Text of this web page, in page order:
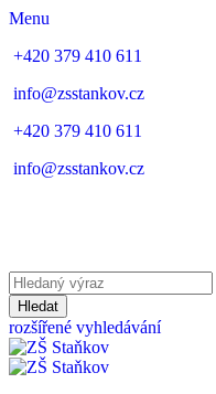
Menu
+420 379 410 611
info@zsstankov.cz
+420 379 410 611
info@zsstankov.cz
Hledat
rozšířené vyhledávání